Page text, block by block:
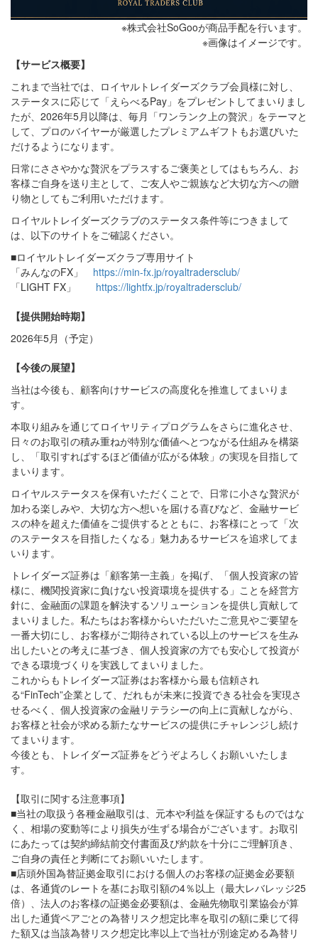
※株式会社SoGooが商品手配を行います。
※画像はイメージです。
【サービス概要】
これまで当社では、ロイヤルトレイダーズクラブ会員様に対し、
ステータスに応じて「えらべるPay」をプレゼントしてまいりまし
たが、2026年5月以降は、毎月「ワンランク上の贅沢」をテーマと
して、プロのバイヤーが厳選したプレミアムギフトもお選びいた
だけるようになります。
日常にささやかな贅沢をプラスするご褒美としてはもちろん、お
客様ご自身を送り主として、ご友人やご親族など大切な方への贈
り物としてもご利用いただけます。
ロイヤルトレイダーズクラブのステータス条件等につきまして
は、以下のサイトをご確認ください。
■ロイヤルトレイダーズクラブ専用サイト
「みんなのFX」 https://min-fx.jp/royaltradersclub/
「LIGHT FX」 https://lightfx.jp/royaltradersclub/
【提供開始時期】
2026年5月（予定）
【今後の展望】
当社は今後も、顧客向けサービスの高度化を推進してまいりま
す。
本取り組みを通じてロイヤリティプログラムをさらに進化させ、
日々のお取引の積み重ねが特別な価値へとつながる仕組みを構築
し、「取引すればするほど価値が広がる体験」の実現を目指して
まいります。
ロイヤルステータスを保有いただくことで、日常に小さな贅沢が
加わる楽しみや、大切な方へ想いを届ける喜びなど、金融サービ
スの枠を超えた価値をご提供するとともに、お客様にとって「次
のステータスを目指したくなる」魅力あるサービスを追求してま
いります。
トレイダーズ証券は「顧客第一主義」を掲げ、「個人投資家の皆
様に、機関投資家に負けない投資環境を提供する」ことを経営方
針に、金融面の課題を解決するソリューションを提供し貢献して
まいりました。私たちはお客様からいただいたご意見やご要望を
一番大切にし、お客様がご期待されている以上のサービスを生み
出したいとの考えに基づき、個人投資家の方でも安心して投資が
できる環境づくりを実践してまいりました。
これからもトレイダーズ証券はお客様から最も信頼され
る“FinTech”企業として、だれもが未来に投資できる社会を実現さ
せるべく、個人投資家の金融リテラシーの向上に貢献しながら、
お客様と社会が求める新たなサービスの提供にチャレンジし続け
てまいります。
今後とも、トレイダーズ証券をどうぞよろしくお願いいたしま
す。
【取引に関する注意事項】
■当社の取扱う各種金融取引は、元本や利益を保証するものではな
く、相場の変動等により損失が生ずる場合がございます。お取引
にあたっては契約締結前交付書面及び約款を十分にご理解頂き、
ご自身の責任と判断にてお願いいたします。
■店頭外国為替証拠金取引における個人のお客様の証拠金必要額
は、各通貨のレートを基にお取引額の4％以上（最大レバレッジ25
倍）、法人のお客様の証拠金必要額は、金融先物取引業協会が算
出した通貨ペアごとの為替リスク想定比率を取引の額に乗じて得
た額又は当該為替リスク想定比率以上で当社が別途定める為替リ